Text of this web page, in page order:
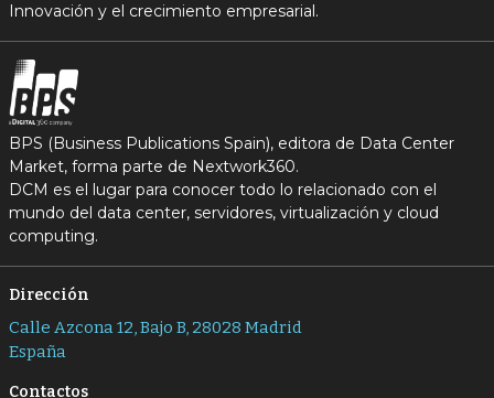
Innovación y el crecimiento empresarial.
BPS (Business Publications Spain), editora de Data Center
Market, forma parte de Nextwork360.
DCM es el lugar para conocer todo lo relacionado con el
mundo del data center, servidores, virtualización y cloud
computing.
Dirección
Calle Azcona 12, Bajo B, 28028 Madrid
España
Contactos